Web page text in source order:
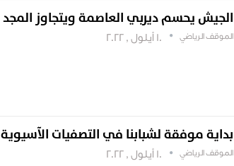
الجيش يحسم ديربي العاصمة ويتجاوز المجد
الموقف الرياضي 10 أيلول , 2022
بداية موفقة لشبابنا في التصفيات الآسيوية
الموقف الرياضي 10 أيلول , 2022